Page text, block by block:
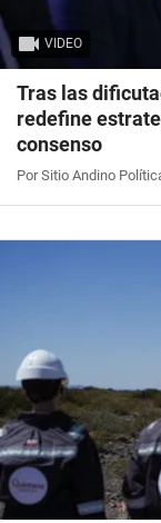
VIDEO
Tras las
redefine
consenso
Por Sitio Andino